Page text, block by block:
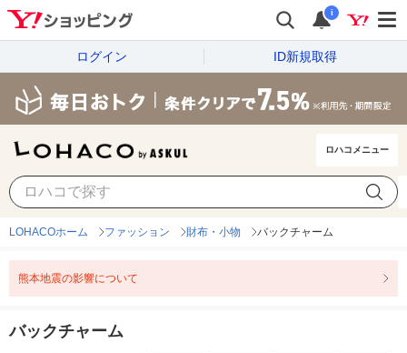
i
ログイン ID新規取得
ロハコメニュー
バックチャーム
LOHACOホーム ファッション 財布・小物 バックチャーム
熊本地震の影響について
バックチャーム